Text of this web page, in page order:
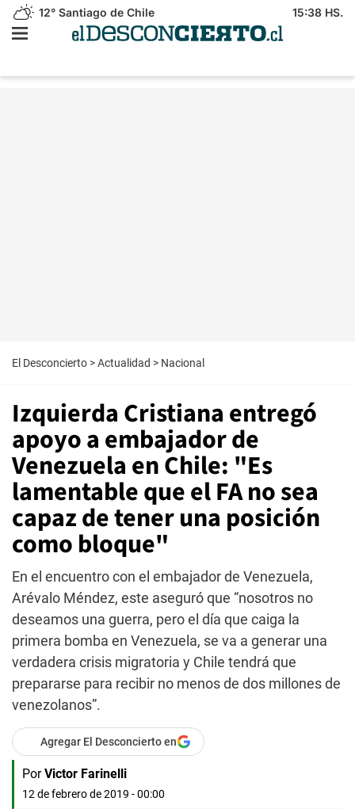
12° Santiago de Chile 15:38 HS.
El Desconcierto >Actualidad > Nacional
Izquierda Cristiana entregó
apoyo a embajador de
Venezuela en Chile: "Es
lamentable que el FA no sea
capaz de tener una posición
como bloque"
En el encuentro con el embajador de Venezuela,
Arévalo Méndez, este aseguró que “nosotros no
deseamos una guerra, pero el día que caiga la
primera bomba en Venezuela, se va a generar una
verdadera crisis migratoria y Chile tendrá que
prepararse para recibir no menos de dos millones de
venezolanos”.
Agregar El Desconcierto en
Por Victor Farinelli
12 de febrero de 2019 - 00:00